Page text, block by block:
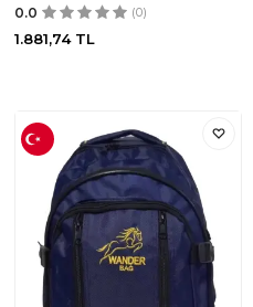
0.0 (0)
1.881,74TL